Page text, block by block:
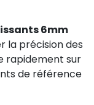
6mm
la précision des
rapidement sur
de référence